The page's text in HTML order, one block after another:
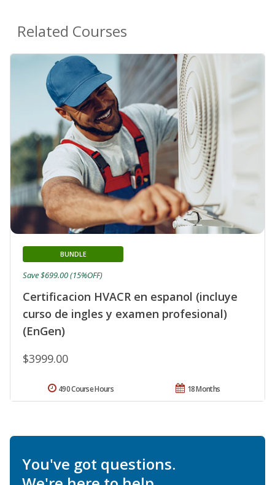
Related Courses
Certificacion HVACR en espanol (incluye
curso de ingles y examen profesional)
(EnGen)
BUNDLE
$3999.00
Save $699.00 (15%OFF)
18 Months
490 Course Hours
You've got questions.